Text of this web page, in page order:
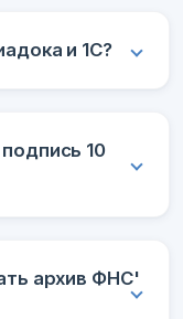
и 1С?
10
архив ФНС'